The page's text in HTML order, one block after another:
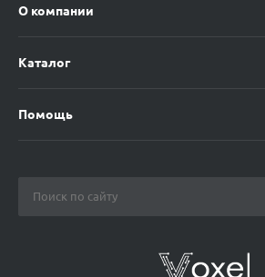
О компании
Каталог
Помощь